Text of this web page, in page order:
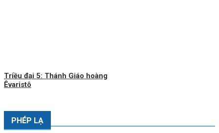
Triều đại 5: Thánh Giáo hoàng
Êvaristô
PHÉP LẠ